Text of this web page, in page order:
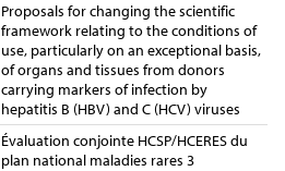
Proposals for changing the scientific
framework relating to the conditions of
use, particularly on an exceptional basis,
of organs and tissues from donors
carrying markers of infection by
hepatitis B (HBV) and C (HCV) viruses
Évaluation conjointe HCSP/HCERES du
plan national maladies rares 3